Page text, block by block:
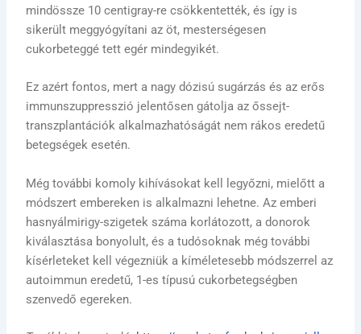
mindössze 10 centigray-re csökkentették, és így is
sikerült meggyógyítani az öt, mesterségesen
cukorbeteggé tett egér mindegyikét.
Ez azért fontos, mert a nagy dózisú sugárzás és az erős
immunszuppresszió jelentősen gátolja az őssejt-
transzplantációk alkalmazhatóságát nem rákos eredetű
betegségek esetén.
Még további komoly kihívásokat kell legyőzni, mielőtt a
módszert embereken is alkalmazni lehetne. Az emberi
hasnyálmirigy-szigetek száma korlátozott, a donorok
kiválasztása bonyolult, és a tudósoknak még további
kísérleteket kell végezniük a kíméletesebb módszerrel az
autoimmun eredetű, 1-es típusú cukorbetegségben
szenvedő egereken.